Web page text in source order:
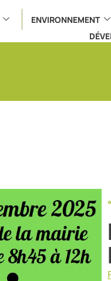
ENVIRONNEMENT